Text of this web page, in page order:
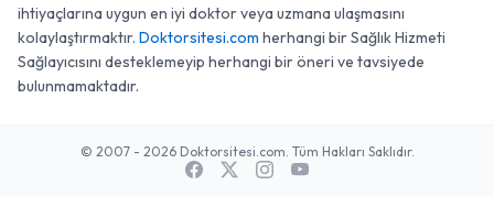
ihtiyaçlarına uygun en iyi doktor veya uzmana ulaşmasını
kolaylaştırmaktır. Doktorsitesi.com herhangi bir Sağlık Hizmeti
Sağlayıcısını desteklemeyip herhangi bir öneri ve tavsiyede
bulunmamaktadır.
© 2007 - 2026 Doktorsitesi.com. Tüm Hakları Saklıdır.